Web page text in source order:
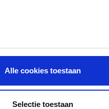
Alle cookies toestaan
Selectie toestaan